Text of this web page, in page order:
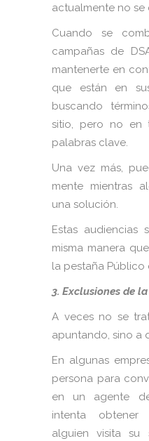
actualmente no se
Cuando se
campañas de
mantenerte en
que están en
buscando
sitio, pero no en
palabras clave.
Una vez más,
mente mientras
una solución.
Estas audiencias
misma manera
la pestaña Público
3. Exclusiones de
A veces no se
apuntando, sino a
En algunas
persona para
en un agente
intenta obtener
alguien visita su